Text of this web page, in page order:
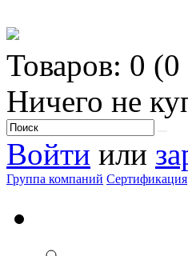
Товаров: 0 (0
Ничего не
Войти или
Группа компаний Сертификация